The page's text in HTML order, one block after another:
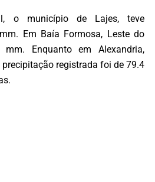
o município de Lajes, teve
Em Baía Formosa, Leste do
Enquanto em Alexandria,
precipitação registrada foi de 79.4